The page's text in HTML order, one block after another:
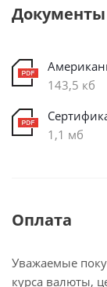
Документы
143,5 кб
1,1 мб
Оплата
Уважаемые
курса валюты,